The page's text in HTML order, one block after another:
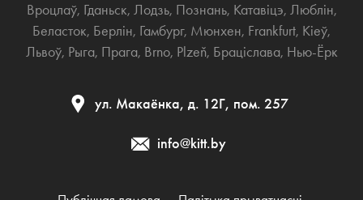
Вроцлаў, Гданьск, Лодзь, Познань, Катавіцэ, Люблін,
Беласток, Берлін, Гамбург, Мюнхен, Frankfurt, Кіеў,
Львоў, Рыга, Прага, Brno, Plzeň, Браціслава, Нью-Ёрк
ул. Макаёнка, д. 12Г, пом. 257
info@kitt.by